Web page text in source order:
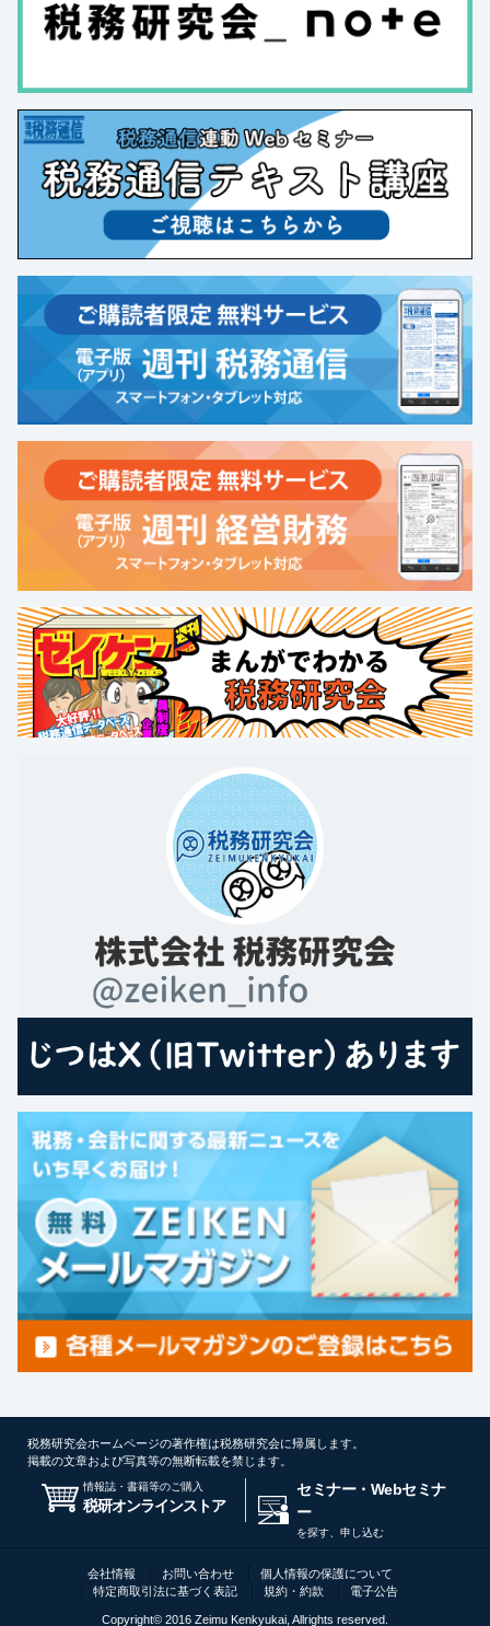
税務研究会ホームページの著作権は税務研究会に帰属します。
掲載の文章および写真等の無断転載を禁じます。
情報誌・書籍等のご購入
税研オンラインストア
セミナー・Webセミナ
ー
を探す、申し込む
会社情報 お問い合わせ
個人情報の保護について
特定商取引法に基づく表記
規約・約款 電子公告
Copyright© 2016 Zeimu Kenkyukai, Allrights reserved.